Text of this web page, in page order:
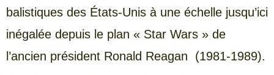
balistiques des États-Unis à une échelle jusqu’ici
inégalée depuis le plan « Star Wars » de
l’ancien président Ronald Reagan (1981-1989).